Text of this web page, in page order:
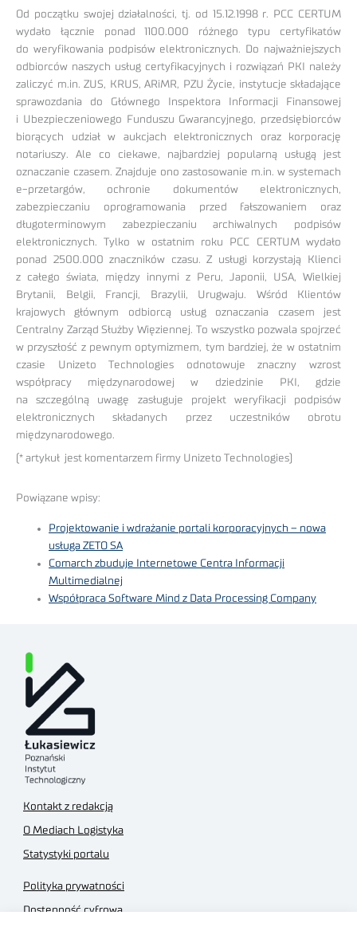
Od początku swojej działalności, tj. od 15.12.1998 r. PCC CERTUM
wydało łącznie ponad 1100.000 różnego typu certyfikatów
do weryfikowania podpisów elektronicznych. Do najważniejszych
odbiorców naszych usług certyfikacyjnych i rozwiązań PKI należy
zaliczyć m.in. ZUS, KRUS, ARiMR, PZU Życie, instytucje składające
sprawozdania do Głównego Inspektora Informacji Finansowej
i Ubezpieczeniowego Funduszu Gwarancyjnego, przedsiębiorców
biorących udział w aukcjach elektronicznych oraz korporację
notariuszy. Ale co ciekawe, najbardziej popularną usługą jest
oznaczanie czasem. Znajduje ono zastosowanie m.in. w systemach
e-przetargów, ochronie dokumentów elektronicznych,
zabezpieczaniu oprogramowania przed fałszowaniem oraz
długoterminowym zabezpieczaniu archiwalnych podpisów
elektronicznych. Tylko w ostatnim roku PCC CERTUM wydało
ponad 2500.000 znaczników czasu. Z usługi korzystają Klienci
z całego świata, między innymi z Peru, Japonii, USA, Wielkiej
Brytanii, Belgii, Francji, Brazylii, Urugwaju. Wśród Klientów
krajowych głównym odbiorcą usług oznaczania czasem jest
Centralny Zarząd Służby Więziennej. To wszystko pozwala spojrzeć
w przyszłość z pewnym optymizmem, tym bardziej, że w ostatnim
czasie Unizeto Technologies odnotowuje znaczny wzrost
współpracy międzynarodowej w dziedzinie PKI, gdzie
na szczególną uwagę zasługuje projekt weryfikacji podpisów
elektronicznych składanych przez uczestników obrotu
międzynarodowego.
(* artykuł jest komentarzem firmy Unizeto Technologies)
Powiązane wpisy:
Projektowanie i wdrażanie portali korporacyjnych – nowa
usługa ZETO SA
Comarch zbuduje Internetowe Centra Informacji
Multimedialnej
Współpraca Software Mind z Data Processing Company
Kontakt z redakcją
O Mediach Logistyka
Statystyki portalu
Polityka prywatności
Dostępność cyfrowa